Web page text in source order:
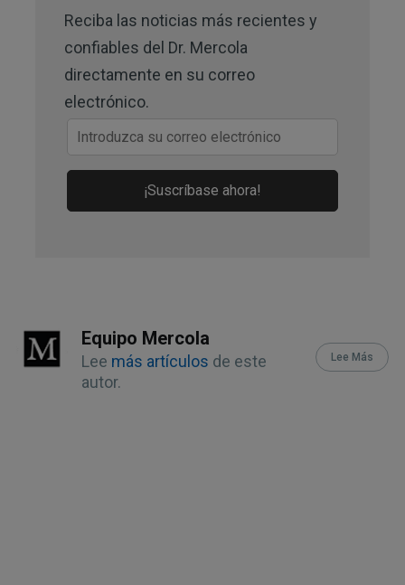
Reciba las noticias más recientes y
confiables del Dr. Mercola
directamente en su correo
electrónico.
¡Suscríbase ahora!
Equipo Mercola
Lee más artículos de este
autor.
Lee Más